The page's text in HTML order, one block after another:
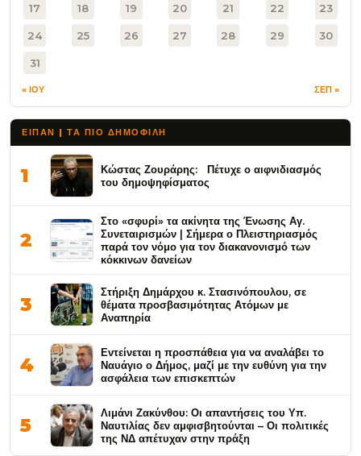
17 18 19 20 21 22 23
24 25 26 27 28 29 30
31
« ΙΟΥ ΣΕΠ »
ΕΙΠΑΝ | ΤΑ ΠΙΟ ΔΗΜΟΦΙΛΉ
1
Κώστας Ζουράρης: Πέτυχε ο αιφνιδιασμός
του δημοψηφίσματος
2
Στο «σφυρί» τα ακίνητα της Ένωσης Αγ.
Συνεταιρισμών | Σήμερα ο Πλειστηριασμός
παρά τον νόμο για τον διακανονισμό των
κόκκινων δανείων
3
Στήριξη Δημάρχου κ. Στασινόπουλου, σε
θέματα προσβασιμότητας Ατόμων με
Αναπηρία
4
Εντείνεται η προσπάθεια για να αναλάβει το
Ναυάγιο ο Δήμος, μαζί με την ευθύνη για την
ασφάλεια των επισκεπτών
5
Λιμάνι Ζακύνθου: Οι απαντήσεις του Υπ.
Ναυτιλίας δεν αμφισβητούνται – Οι πολιτικές
της ΝΔ απέτυχαν στην πράξη